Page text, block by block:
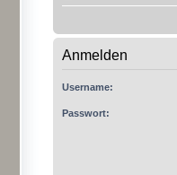
Anmelden
Username:
Passwort: